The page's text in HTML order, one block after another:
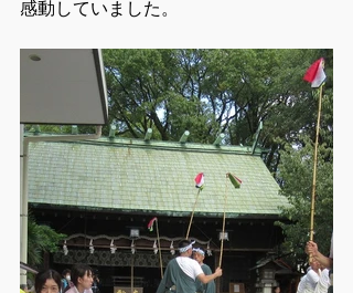
感動していました。